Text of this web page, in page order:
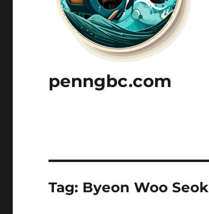
penngbc.com
Tag: Byeon Woo Seok